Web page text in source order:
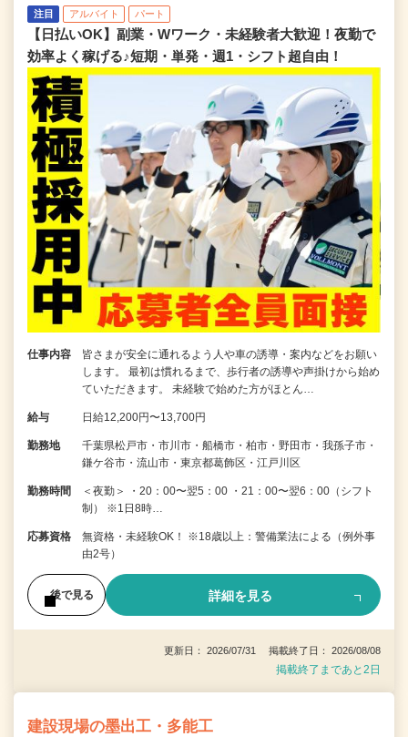
注目 アルバイト パート
【日払いOK】副業・Wワーク・未経験者大歓迎！夜勤で
効率よく稼げる♪短期・単発・週1・シフト超自由！
仕事内容
皆さまが安全に通れるよう人や車の誘導・案内などをお願い
します。 最初は慣れるまで、歩行者の誘導や声掛けから始め
ていただきます。 未経験で始めた方がほとん…
給与 日給12,200円〜13,700円
勤務地
千葉県松戸市・市川市・船橋市・柏市・野田市・我孫子市・
鎌ケ谷市・流山市・東京都葛飾区・江戸川区
勤務時間
＜夜勤＞ ・20：00〜翌5：00 ・21：00〜翌6：00（シフト
制） ※1日8時…
応募資格
無資格・未経験OK！ ※18歳以上：警備業法による（例外事
由2号）
後で見る 詳細を見る
更新日： 2026/07/31 掲載終了日： 2026/08/08
掲載終了まであと2日
建設現場の墨出工・多能工